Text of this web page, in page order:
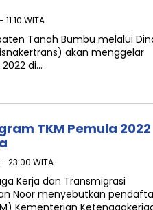
WITA
Tanah Bumbu melalui
akan menggelar
di…
TKM Pemula 2022
23:00 WITA
Kerja dan Transmigrasi
Noor menyebutkan
Kementerian